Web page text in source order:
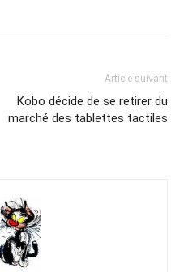
Article suivant
Kobo décide de se retirer du
marché des tablettes tactiles